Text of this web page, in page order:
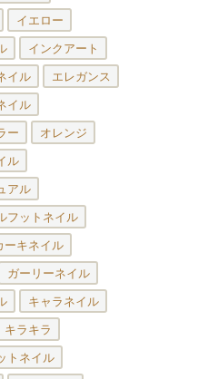
イエロー
インクアート
イル エレガンス
イル
ー オレンジ
ル
アル
フットネイル
ーキネイル
ガーリーネイル
キャラネイル
キラキラ
トネイル